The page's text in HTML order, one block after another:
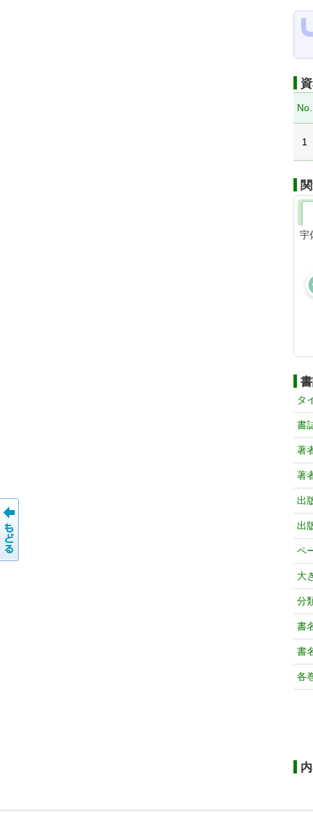
No.
1
宇
タ
書
著
著
出
出
ペ
大
分
書
書
各